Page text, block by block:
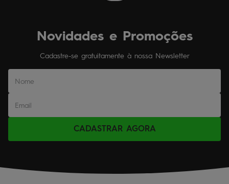
Novidades e Promoções
Cadastre-se gratuitamente à nossa Newsletter
CADASTRAR AGORA